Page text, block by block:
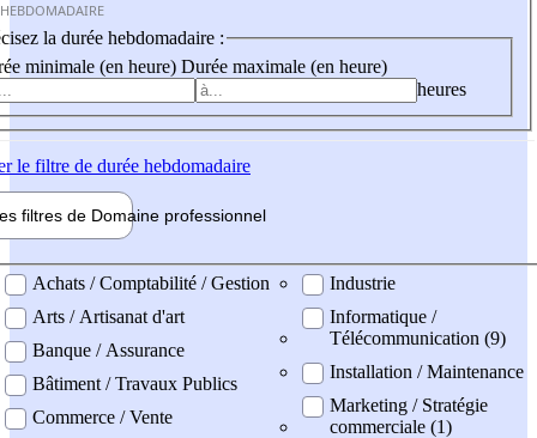
la durée hebdomadaire :
minimale (en heure) Durée maximale (en heure)
heures
le filtre de durée hebdomadaire
filtres de Domaine professionnel
professionel
Achats / Comptabilité / Gestion
Arts / Artisanat d'art
Banque / Assurance
Bâtiment / Travaux Publics
Commerce / Vente
Industrie
Informatique /
Télécommunication (9)
Installation / Maintenance
Marketing / Stratégie
commerciale (1)